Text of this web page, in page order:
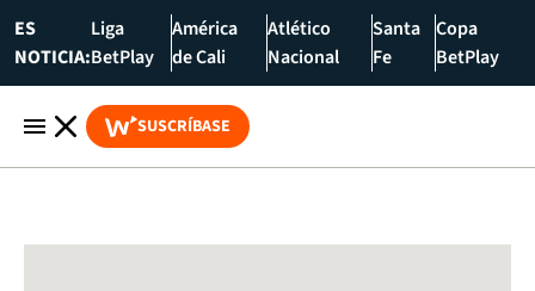
ES
NOTICIA:
Liga
BetPlay
América
de Cali
Atlético
Nacional
Santa
Fe
Copa
BetPlay
SUSCRÍBASE